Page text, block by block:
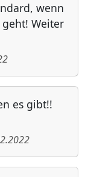
wenn
Weiter
es gibt!!